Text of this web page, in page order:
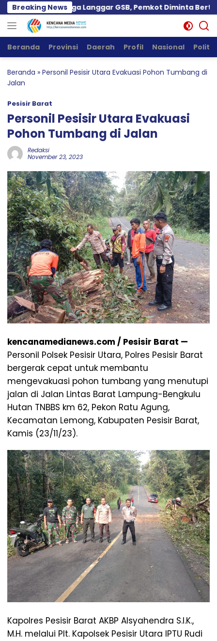
Langsung
ke
konten
Breaking News
Diduga Langgar GSB, Pemkot Diminta Bertindak
Beranda Provinsi Daerah Profil Nasional Politik
Beranda » Personil Pesisir Utara Evakuasi Pohon Tumbang di
Jalan
Pesisir Barat
Personil Pesisir Utara Evakuasi
Pohon Tumbang di Jalan
Redaksi
November 23, 2023
kencanamedianews.com / Pesisir Barat —
Personil Polsek Pesisir Utara, Polres Pesisir Barat
bergerak cepat untuk membantu
mengevakuasi pohon tumbang yang menutupi
jalan di Jalan Lintas Barat Lampung-Bengkulu
Hutan TNBBS km 62, Pekon Ratu Agung,
Kecamatan Lemong, Kabupaten Pesisir Barat,
Kamis (23/11/23).
Kapolres Pesisir Barat AKBP Alsyahendra S.I.K.,
M.H. melalui Plt. Kapolsek Pesisir Utara IPTU Rudi